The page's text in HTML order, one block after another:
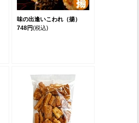
味の出逢いこわれ（揚）
748円(税込)